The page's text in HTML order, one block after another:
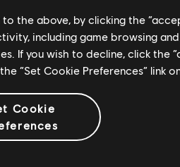
agentów w sam środek post-
by przywrócić porządek i
the above, by clicking the
including game browsing
If you wish to decline, click the
“Set Cookie Preferences” link
Cookie